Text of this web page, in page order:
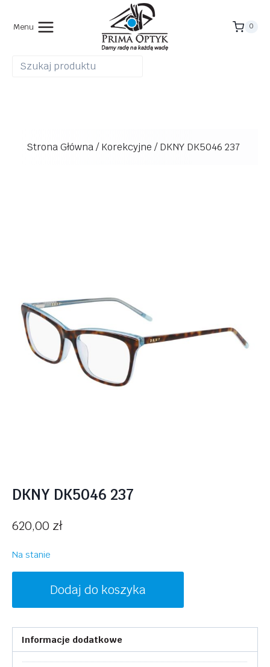
Menu 0
Strona Główna/Korekcyjne /DKNY DK5046 237
DKNY DK5046 237
620,00 zł
Na stanie
DK5046
237
Dodaj do koszyka
Informacje dodatkowe